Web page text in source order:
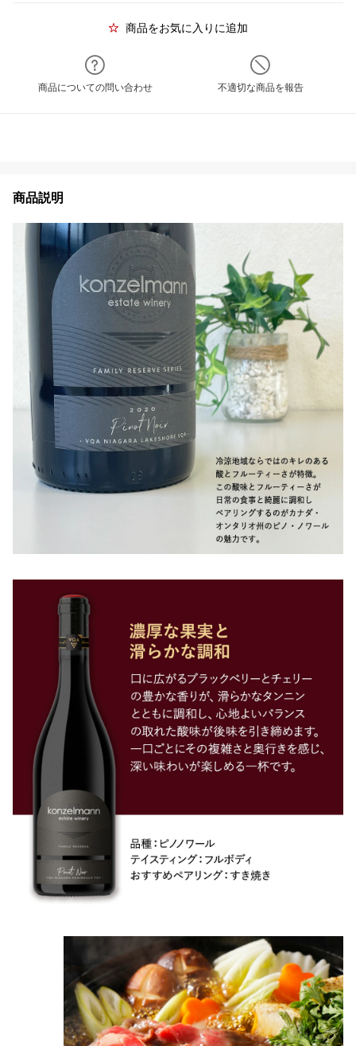
商品をお気に入りに追加
商品についての問い合わせ 不適切な商品を報告
商品説明